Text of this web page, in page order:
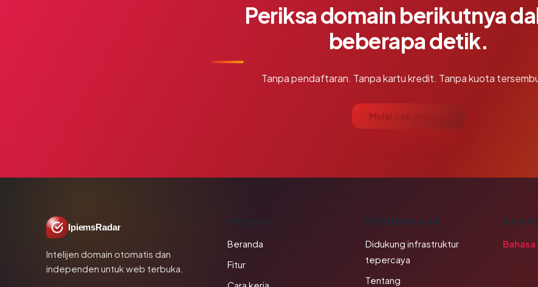
Periksa domain berikutnya
beberapa detik.
Tanpa pendaftaran. Tanpa kartu kredit. Tanpa kuota
Mulai cek gratis →
IpiemsRadar
Intelijen domain otomatis dan
independen untuk web terbuka.
Beranda
Fitur
PERUSAHAAN
Didukung infrastruktur
tepercaya
Tentang